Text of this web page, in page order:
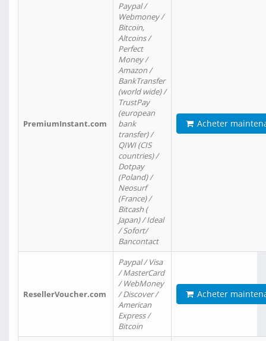
PremiumInstant.com
Paypal /
Webmoney /
Bitcoin,
Altcoins /
Perfect
Money /
Amazon /
BankTransfer
(world wide) /
TrustPay
(european
bank
transfer) /
QIWI (CIS
countries) /
Dotpay
(Poland) /
Neosurf
(France) /
Bitcash (
Japan) / Ideal
/ Sofort/
Bancontact
Acheter
ResellerVoucher.com
Paypal / Visa
/ MasterCard
/ WebMoney
/ Discover /
American
Express /
Bitcoin
Acheter